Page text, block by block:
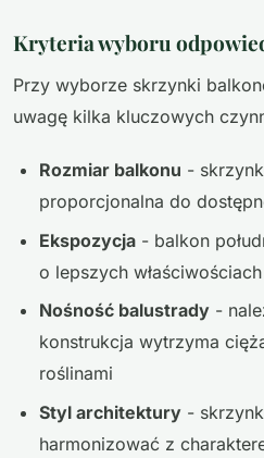
Kryteria wyboru
Przy wyborze skrzynki
uwagę kilka kluczowych
Rozmiar balkonu -
proporcjonalna do
Ekspozycja - balkon
o lepszych
Nośność balustrady -
konstrukcja wytrzyma
roślinami
Styl architektury -
harmonizować z